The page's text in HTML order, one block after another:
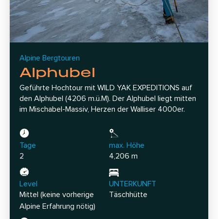
Alpine Bergtouren
Alphubel
Geführte Hochtour mit WILD YAK EXPEDITIONS auf
den Alphubel (4206 m.ü.M). Der Alphubel liegt mitten
im Mischabel-Massiv, Herzen der Walliser 4000er.
Tage
2
max. Höhe
4,206 m
Level
Mittel (keine vorherige
Alpine Erfahrung nötig)
UNTERKUNFT
Täschhütte